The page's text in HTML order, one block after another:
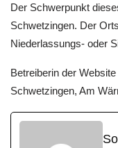
Der Schwerpunkt
Schwetzingen. Der
Niederlassungs- oder
Betreiberin der
Schwetzingen, Am